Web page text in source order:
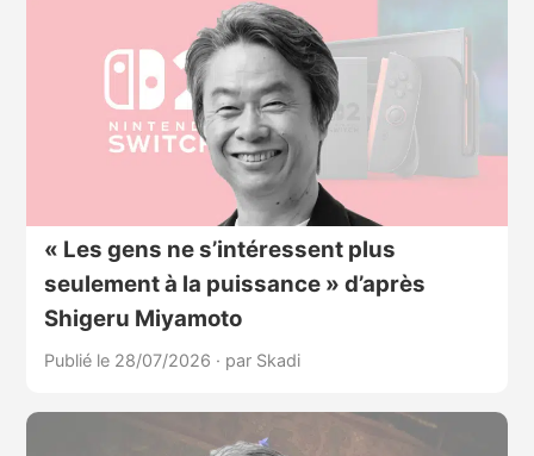
« Les gens ne s’intéressent plus
seulement à la puissance » d’après
Shigeru Miyamoto
Publié le 28/07/2026 · par Skadi